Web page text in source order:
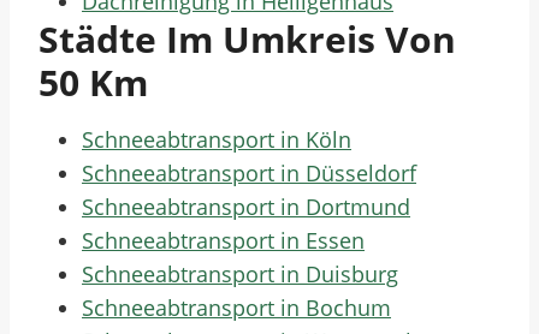
Städte Im Umkreis Von
50 Km
Schneeabtransport in Köln
Schneeabtransport in Düsseldorf
Schneeabtransport in Dortmund
Schneeabtransport in Essen
Schneeabtransport in Duisburg
Schneeabtransport in Bochum